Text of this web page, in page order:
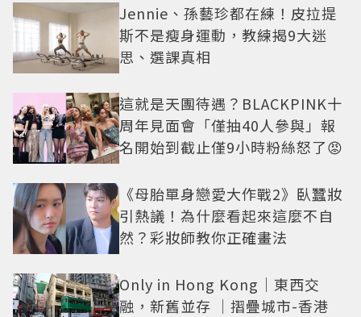
Jennie、孫藝珍都在練！皮拉提
斯不是瘦身運動，教練揭9大迷
思、選課真相
這就是天團待遇？BLACKPINK十
周年見面會「僅抽40人參與」報
名開始到截止僅9小時粉絲怒了😡
《母胎單身戀愛大作戰2》臥蠶妝
引熱議！為什麼看起來這麼不自
然？彩妝師教你正確畫法
Only in Hong Kong｜東西交
融，新舊並存 ｜摺疊城市-香港